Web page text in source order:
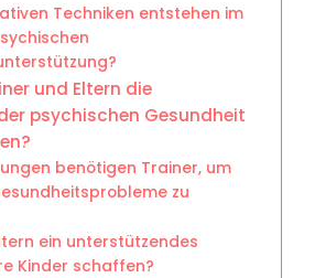
Techniken entstehen im
und Eltern die
psychischen Gesundheit
benötigen Trainer, um
zu
ein unterstützendes
Kinder schaffen?